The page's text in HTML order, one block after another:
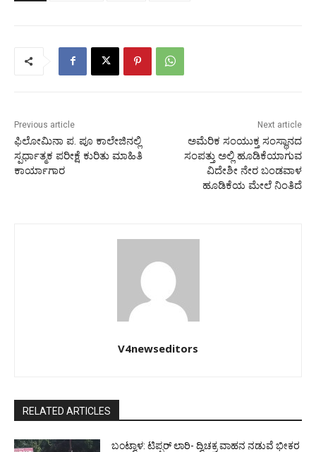
Previous article
ಫಿಲೋಮಿನಾ ಪ. ಪೂ ಕಾಲೇಜಿನಲ್ಲಿ
ಸ್ಪರ್ಧಾತ್ಮಕ ಪರೀಕ್ಷೆ ಕುರಿತು ಮಾಹಿತಿ
ಕಾರ್ಯಾಗಾರ
Next article
ಅಮೆರಿಕ ಸಂಯುಕ್ತ ಸಂಸ್ಥಾನದ
ಸಂಪತ್ತು ಅಲ್ಲಿ ಹೂಡಿಕೆಯಾಗುವ
ವಿದೇಶೀ ನೇರ ಬಂಡವಾಳ
ಹೂಡಿಕೆಯ ಮೇಲೆ ನಿಂತಿದೆ
V4newseditors
RELATED ARTICLES
ಬಂಟ್ವಾಳ: ಟಿಪ್ಪರ್ ಲಾರಿ- ದ್ವಿಚಕ್ರ ವಾಹನ ನಡುವೆ ಭೀಕರ